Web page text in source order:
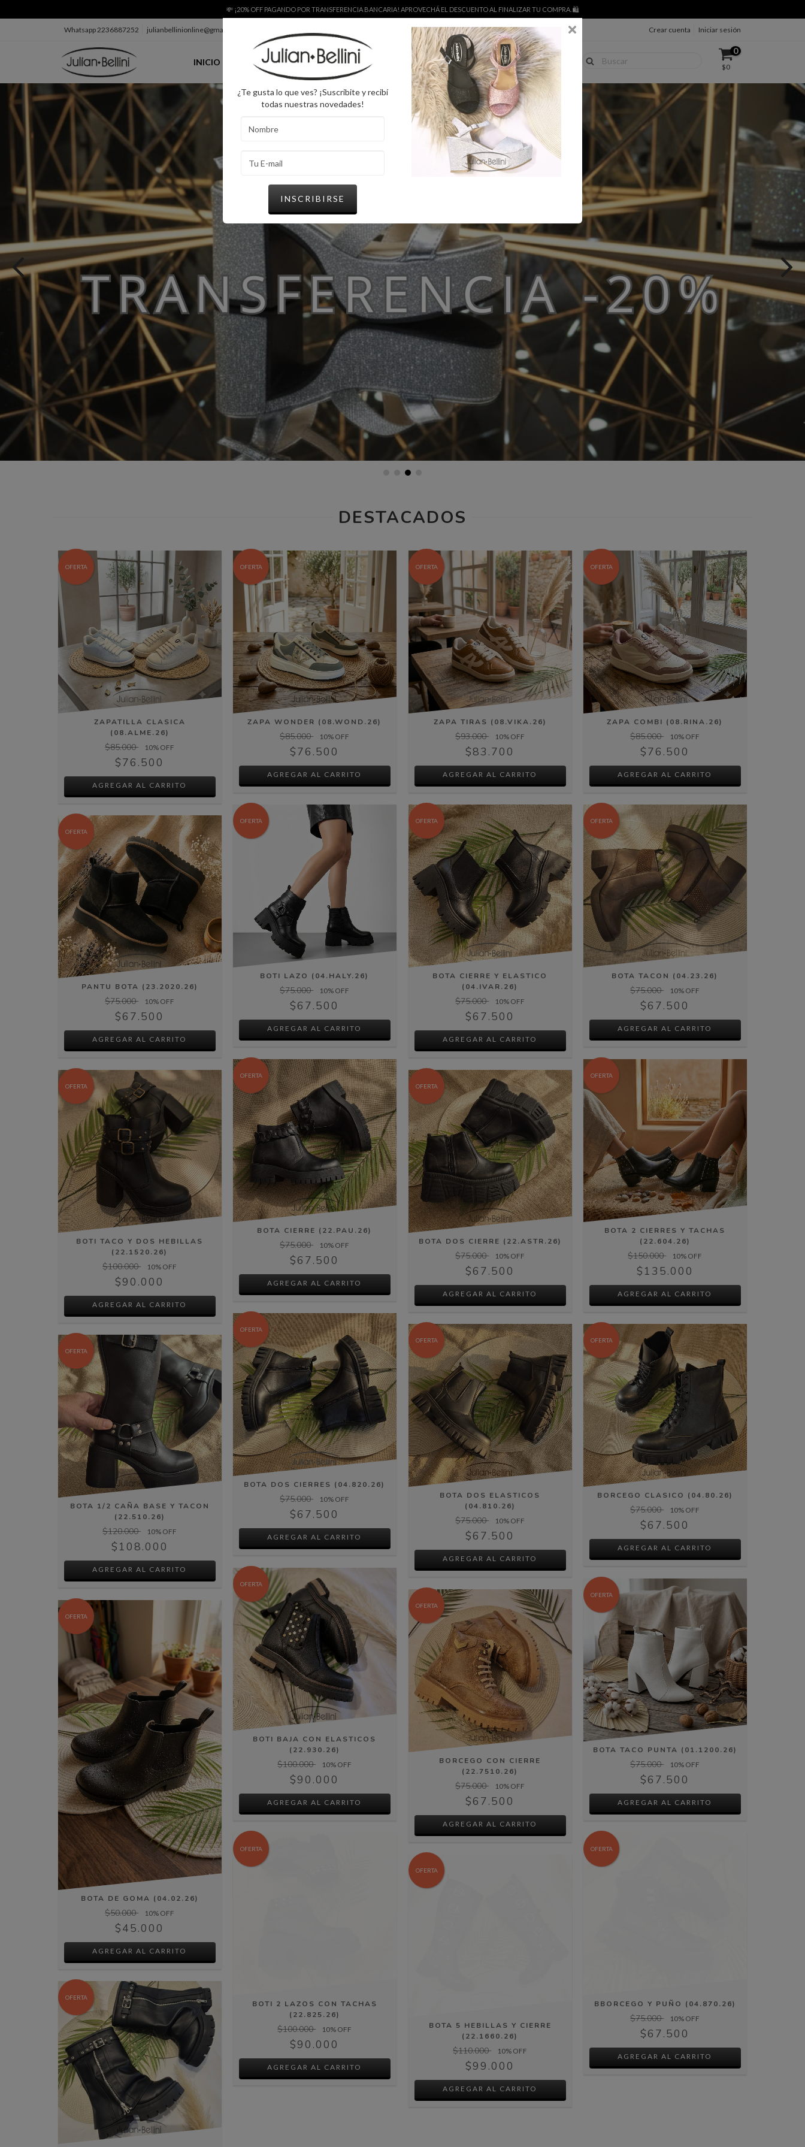
💸 ¡20% OFF PAGANDO POR TRANSFERENCIA BANCARIA! APROVECHÁ EL DESCUENTO AL FINALIZAR TU COMPRA. 🛍️
Whatsapp 2236887252 julianbellinionline@gmail.com Crear cuenta Iniciar sesión
INICIO PRODUCTOS GUIA DE TALLES CONTACTO QUIÉNES SOMOS
0
$0
DESTACADOS
OFERTA
ZAPATILLA CLASICA
(08.ALME.26)
$85.000 10% OFF
$76.500
AGREGAR AL CARRITO
OFERTA
ZAPA WONDER (08.WOND.26)
$85.000 10% OFF
$76.500
AGREGAR AL CARRITO
OFERTA
ZAPA TIRAS (08.VIKA.26)
$93.000 10% OFF
$83.700
AGREGAR AL CARRITO
OFERTA
ZAPA COMBI (08.RINA.26)
$85.000 10% OFF
$76.500
AGREGAR AL CARRITO
OFERTA
PANTU BOTA (23.2020.26)
$75.000 10% OFF
$67.500
AGREGAR AL CARRITO
OFERTA
BOTI LAZO (04.HALY.26)
$75.000 10% OFF
$67.500
AGREGAR AL CARRITO
OFERTA
BOTA CIERRE Y ELASTICO
(04.IVAR.26)
$75.000 10% OFF
$67.500
AGREGAR AL CARRITO
OFERTA
BOTA TACON (04.23.26)
$75.000 10% OFF
$67.500
AGREGAR AL CARRITO
OFERTA
BOTI TACO Y DOS HEBILLAS
(22.1520.26)
$100.000 10% OFF
$90.000
AGREGAR AL CARRITO
OFERTA
BOTA CIERRE (22.PAU.26)
$75.000 10% OFF
$67.500
AGREGAR AL CARRITO
OFERTA
BOTA DOS CIERRE (22.ASTR.26)
$75.000 10% OFF
$67.500
AGREGAR AL CARRITO
OFERTA
BOTA 2 CIERRES Y TACHAS
(22.604.26)
$150.000 10% OFF
$135.000
AGREGAR AL CARRITO
OFERTA
BOTA 1/2 CAÑA BASE Y TACON
(22.510.26)
$120.000 10% OFF
$108.000
AGREGAR AL CARRITO
OFERTA
BOTA DOS CIERRES (04.820.26)
$75.000 10% OFF
$67.500
AGREGAR AL CARRITO
OFERTA
BOTA DOS ELASTICOS
(04.810.26)
$75.000 10% OFF
$67.500
AGREGAR AL CARRITO
OFERTA
BORCEGO CLASICO (04.80.26)
$75.000 10% OFF
$67.500
AGREGAR AL CARRITO
OFERTA
BOTA DE GOMA (04.02.26)
$50.000 10% OFF
$45.000
AGREGAR AL CARRITO
OFERTA
BOTI BAJA CON ELASTICOS
(22.930.26)
$100.000 10% OFF
$90.000
AGREGAR AL CARRITO
OFERTA
BORCEGO CON CIERRE
(22.7510.26)
$75.000 10% OFF
$67.500
AGREGAR AL CARRITO
OFERTA
BOTA TACO PUNTA (01.1200.26)
$75.000 10% OFF
$67.500
AGREGAR AL CARRITO
OFERTA
OFERTA
BOTI 2 LAZOS CON TACHAS
(22.825.26)
$100.000 10% OFF
$90.000
AGREGAR AL CARRITO
OFERTA
BOTA 5 HEBILLAS Y CIERRE
(22.1660.26)
$110.000 10% OFF
$99.000
AGREGAR AL CARRITO
OFERTA
BBORCEGO Y PUÑO (04.870.26)
$75.000 10% OFF
$67.500
AGREGAR AL CARRITO
¿Te gusta lo que ves? ¡Suscribite y recibí
todas nuestras novedades!